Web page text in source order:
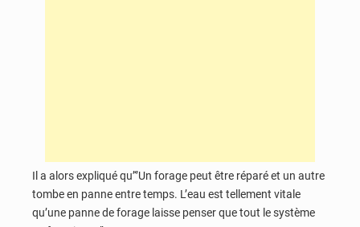
Il a alors expliqué qu’‘’Un forage peut être réparé et un autre
tombe en panne entre temps. L’eau est tellement vitale
qu’une panne de forage laisse penser que tout le système